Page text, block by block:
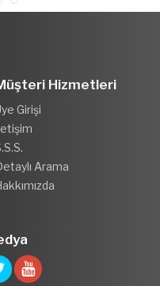
Hizmetleri
Girişi
Arama